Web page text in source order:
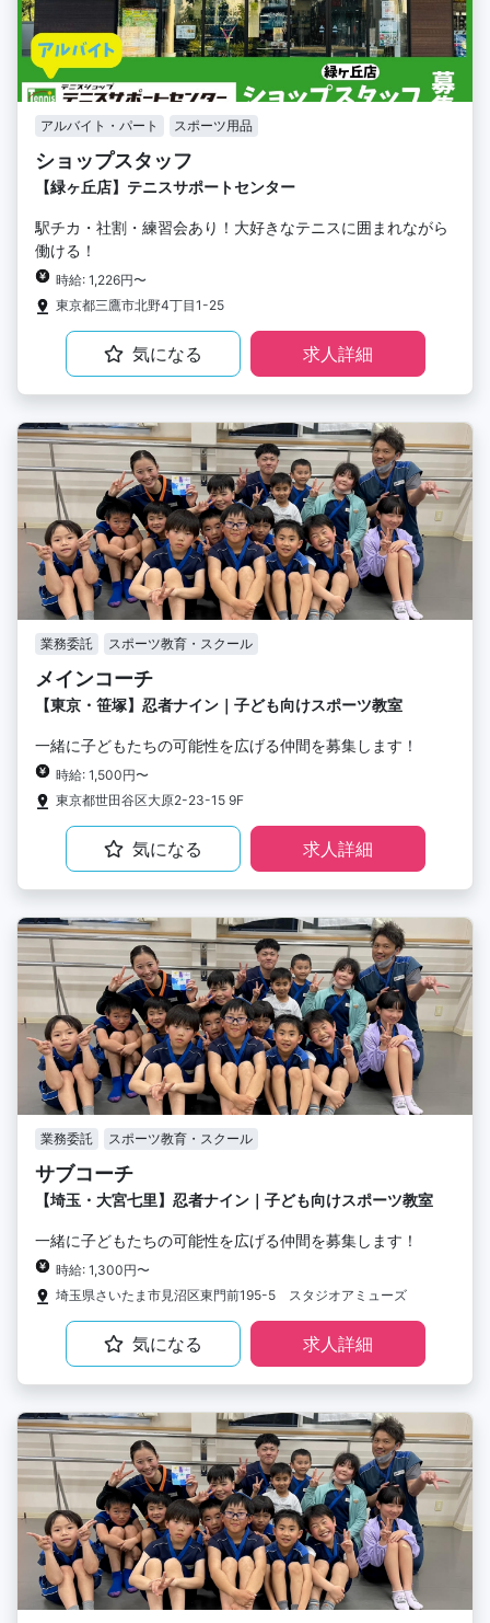
アルバイト・パート スポーツ用品
ショップスタッフ
【緑ヶ丘店】テニスサポートセンター
駅チカ・社割・練習会あり！大好きなテニスに囲まれながら
働ける！
時給: 1,226円〜
東京都三鷹市北野4丁目1-25
気になる 求人詳細
業務委託 スポーツ教育・スクール
メインコーチ
【東京・笹塚】忍者ナイン｜子ども向けスポーツ教室
一緒に子どもたちの可能性を広げる仲間を募集します！
時給: 1,500円〜
東京都世田谷区大原2-23-15 9F
気になる 求人詳細
業務委託 スポーツ教育・スクール
サブコーチ
【埼玉・大宮七里】忍者ナイン｜子ども向けスポーツ教室
一緒に子どもたちの可能性を広げる仲間を募集します！
時給: 1,300円〜
埼玉県さいたま市見沼区東門前195-5 スタジオアミューズ
気になる 求人詳細